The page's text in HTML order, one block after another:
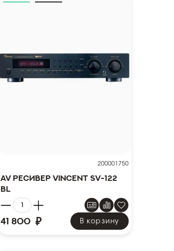
200001750
AV ресивер VINCENT SV-122
BL
41 800 ₽ В корзину